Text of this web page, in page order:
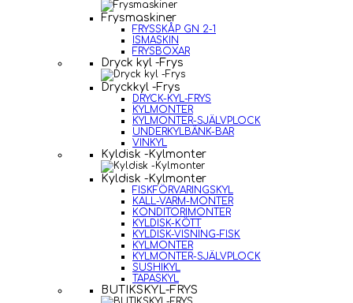
Frysmaskiner
FRYSSKÅP GN 2-1
ISMASKIN
FRYSBOXAR
Dryck kyl -Frys
Dryckkyl -Frys
DRYCK-KYL-FRYS
KYLMONTER
KYLMONTER-SJÄLVPLOCK
UNDERKYLBÄNK-BAR
VINKYL
Kyldisk -Kylmonter
Kyldisk -Kylmonter
FISKFÖRVARINGSKYL
KALL-VARM-MONTER
KONDITORIMONTER
KYLDISK-KÖTT
KYLDISK-VISNING-FISK
KYLMONTER
KYLMONTER-SJÄLVPLOCK
SUSHIKYL
TAPASKYL
BUTIKSKYL-FRYS